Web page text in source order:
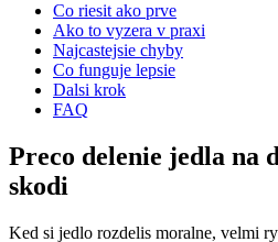
Co riesit ako prve
Ako to vyzera v praxi
Najcastejsie chyby
Co funguje lepsie
Dalsi krok
FAQ
Preco delenie jedla na
skodi
Ked si jedlo rozdelis moralne, velmi